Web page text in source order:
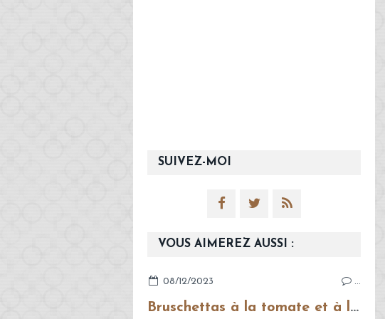
SUIVEZ-MOI
VOUS AIMEREZ AUSSI :
08/12/2023 …
Bruschettas à la tomate et à la mozzarella